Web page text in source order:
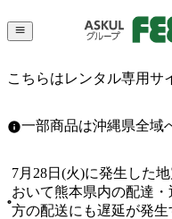
こちらはレンタル専用サ
一部商品は沖縄県全域
7月28日(火)に発生した
おいて熊本県内の配達
方の配送にも遅延が発